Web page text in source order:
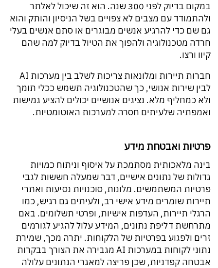
במקום בדיוק לפני 300 שנה. הוא זה שיכול לאלתר
ולהתמודד עם מצבים לא צפויים בשל הניסיון והותק והוא
גם שם כדי להרגיע אנשים מבוגרים או סתם אנשים בעלי
חרדה מטכנולוגיה ולהפוך את הטיול בדיוק למה שהם
קיוו ורצו.
חברות תיירות ומלונאות צריכות לשלב בין מערכות AI
לבין שירות אנושי, כך שהטכנולוגיה תשמש ככלי תומך
ולא כמחליף מלא. נציגים אנושיים יכולים להציע גמישות
ואמפתיה שלעיתים חסרה למערכות האוטומטיות.
פרטיות ואבטחת מידע
בינה מלאכותית מסתמכת על איסוף וניתוח כמויות
גדולות של נתונים אישיים, דבר שמעלה חששות לגבי
פרטיות המשתמשים. מלונות, סוכנויות נסיעות ואתרי
תיירות שומרים מידע אישי רב, ולעיתים גם רגיש, כמו
הרגלי תיירות, העדפות אישיות, ופרטי תשלומים. באם
מתרחשת דליפת נתונים, המידע עלול להגיע לגורמים
זרים ולפגוע בפרטיות של הלקוחות. יתרה מכך, שמירת
נתוני לקוחות במערכות AI מגבירה את הצורך בבקרות
אבטחה קפדניות, שכן פריצה למאגרי הנתונים עלולה